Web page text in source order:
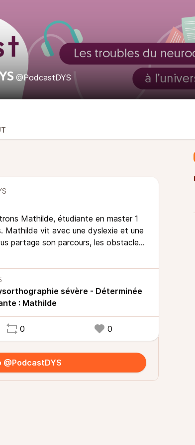
@PodcastDYS
Mathilde, étudiante en master 1
Mathilde vit avec une dyslexie et une
partage son parcours, les obstacles
qui l’aide, les soutiens qu’elle a
en place au quotidien.
sévère - Déterminée
: Mathilde
0 0
@PodcastDYS